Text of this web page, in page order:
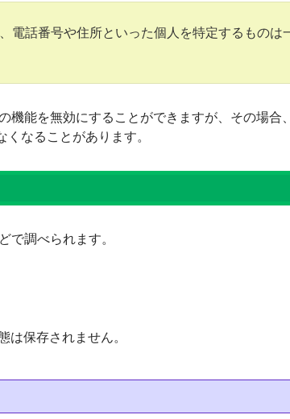
電話番号や住所といった個人を特定するものは
機能を無効にすることができますが、その場合
なることがあります。
で調べられます。
は保存されません。